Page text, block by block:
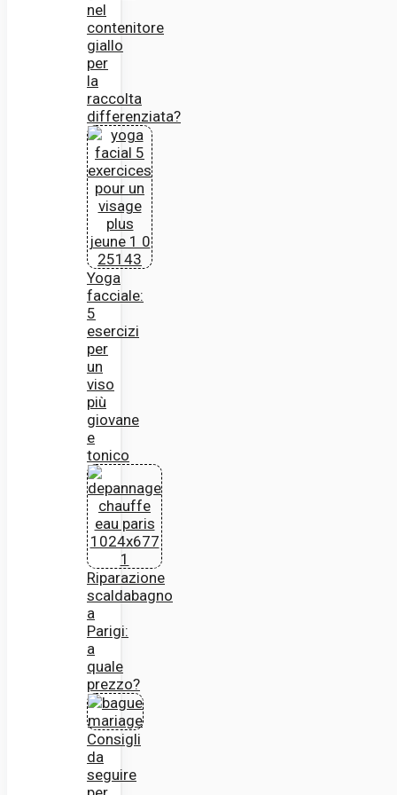
nel
contenitore
giallo
per
la
raccolta
differenziata?
Yoga
facciale:
5
esercizi
per
un
viso
più
giovane
e
tonico
Riparazione
scaldabagno
a
Parigi:
a
quale
prezzo?
Consigli
da
seguire